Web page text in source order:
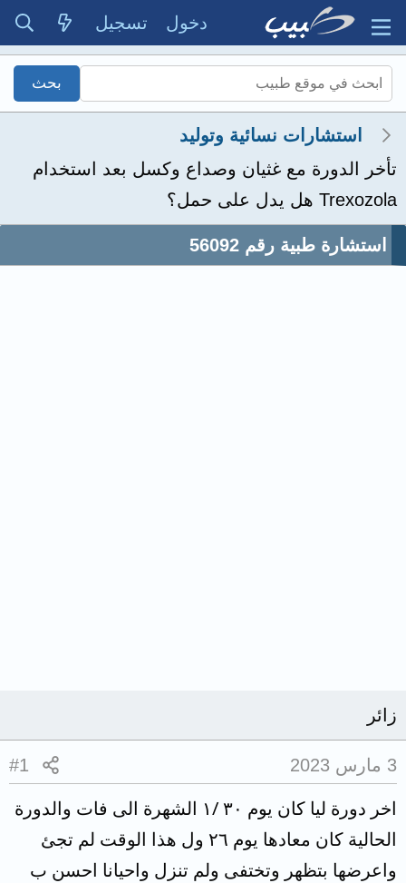
دخول تسجيل
استشارات نسائية وتوليد
تأخر الدورة مع غثيان وصداع وكسل بعد استخدام
Trexozola هل يدل على حمل؟
استشارة طبية رقم 56092
زائر
3 مارس 2023 #1
اخر دورة ليا كان يوم ٣٠ /١ الشهرة الى فات والدورة
الحالية كان معادها يوم ٢٦ ول هذا الوقت لم تجئ
واعرضها بتظهر وتختفى ولم تنزل واحيانا احسن ب